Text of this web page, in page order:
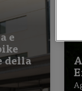
e
della